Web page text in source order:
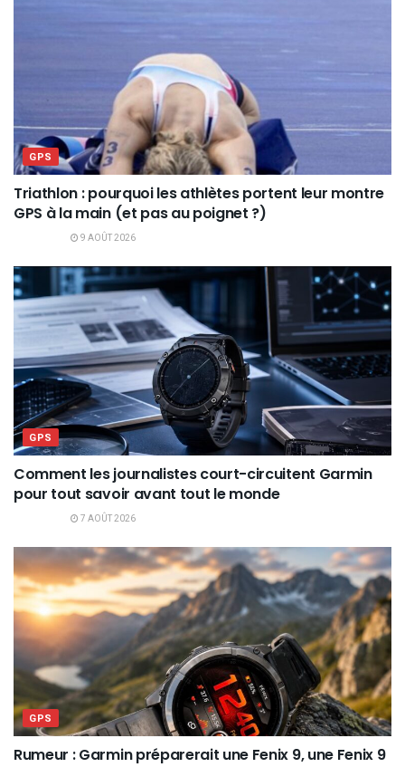
GPS
Triathlon : pourquoi les athlètes portent leur montre
GPS à la main (et pas au poignet ?)
9 AOÛT 2026
GPS
Comment les journalistes court-circuitent Garmin
pour tout savoir avant tout le monde
7 AOÛT 2026
GPS
Rumeur : Garmin préparerait une Fenix 9, une Fenix 9